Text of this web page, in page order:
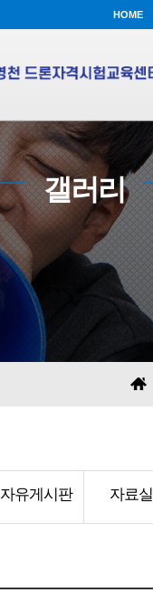
HOME
갤러리
자유게시판 자료실